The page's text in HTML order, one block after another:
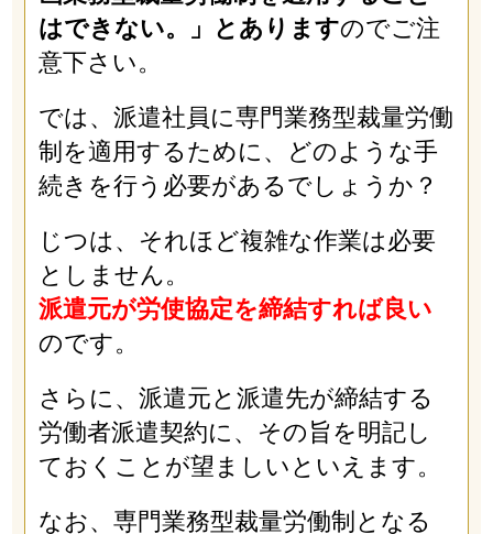
はできない。」とありますのでご注
意下さい。
では、派遣社員に専門業務型裁量労働
制を適用するために、どのような手
続きを行う必要があるでしょうか？
じつは、それほど複雑な作業は必要
としません。
派遣元が労使協定を締結すれば良い
のです。
さらに、派遣元と派遣先が締結する
労働者派遣契約に、その旨を明記し
ておくことが望ましいといえます。
なお、専門業務型裁量労働制となる